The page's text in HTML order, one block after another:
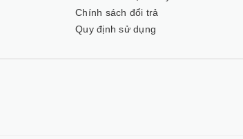
Chính sách đổi trả
Quy định sử dụng